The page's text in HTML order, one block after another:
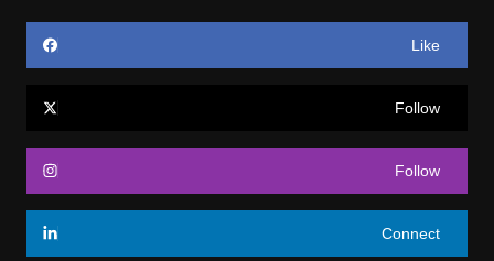
Like
Follow
Follow
Connect